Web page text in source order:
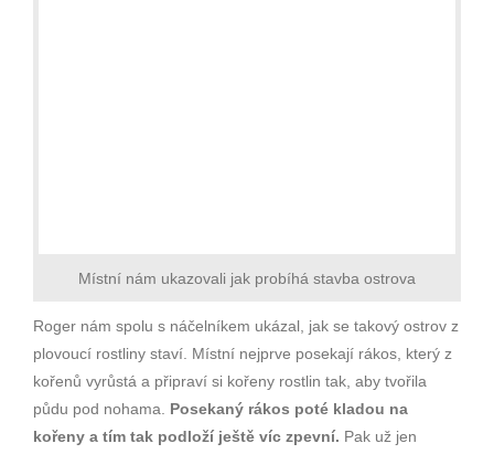
Místní nám ukazovali jak probíhá stavba ostrova
Roger nám spolu s náčelníkem ukázal, jak se takový ostrov z
plovoucí rostliny staví. Místní nejprve posekají rákos, který z
kořenů vyrůstá a připraví si kořeny rostlin tak, aby tvořila
půdu pod nohama. Posekaný rákos poté kladou na
kořeny a tím tak podloží ještě víc zpevní. Pak už jen